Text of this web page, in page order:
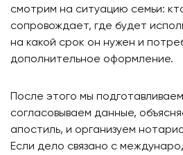
смотрим на ситуацию семьи:
сопровождает, где будет
на какой срок он нужен и
дополнительное оформление.
После этого мы
согласовываем данные,
апостиль, и организуем
Если дело связано с